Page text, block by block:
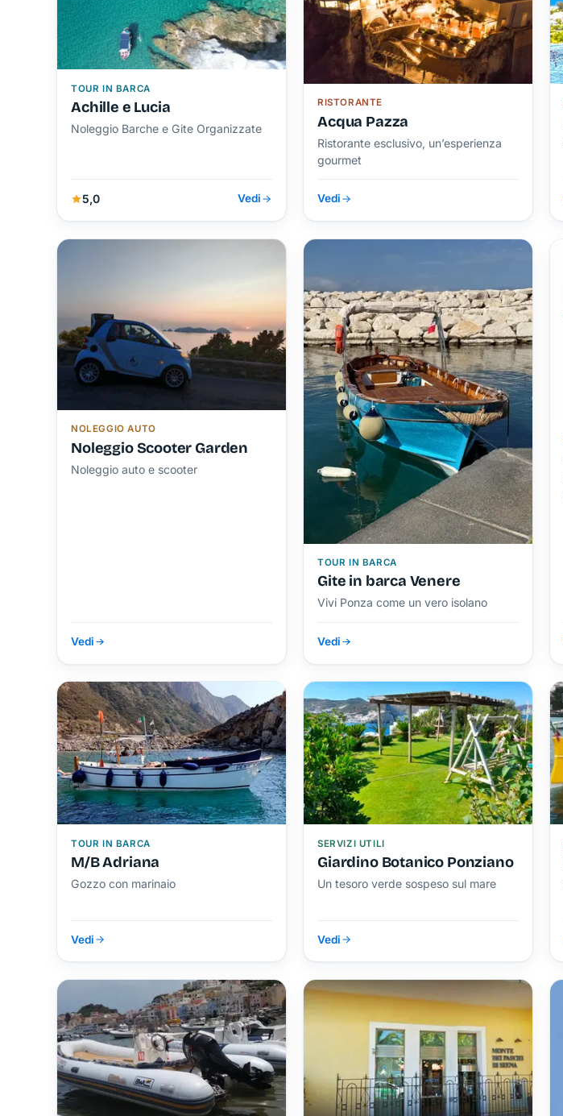
TOUR IN BARCA
Achille e Lucia
Noleggio Barche e Gite Organizzate
5,0 Vedi
RISTORANTE
Acqua Pazza
Ristorante esclusivo, un’esperienza
gourmet
Vedi
NOLEGGIO AUTO
Noleggio Scooter Garden
Noleggio auto e scooter
Vedi
TOUR IN BARCA
Gite in barca Venere
Vivi Ponza come un vero isolano
Vedi
TOUR IN BARCA
M/B Adriana
Gozzo con marinaio
Vedi
SERVIZI UTILI
Giardino Botanico Ponziano
Un tesoro verde sospeso sul mare
Vedi